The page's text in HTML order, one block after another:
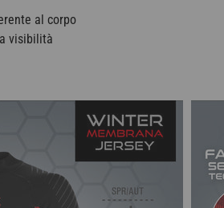
al corpo
visibilità